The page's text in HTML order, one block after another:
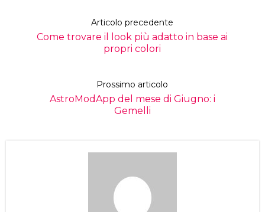
Articolo precedente
Come trovare il look più adatto in base ai
propri colori
Prossimo articolo
AstroModApp del mese di Giugno: i
Gemelli